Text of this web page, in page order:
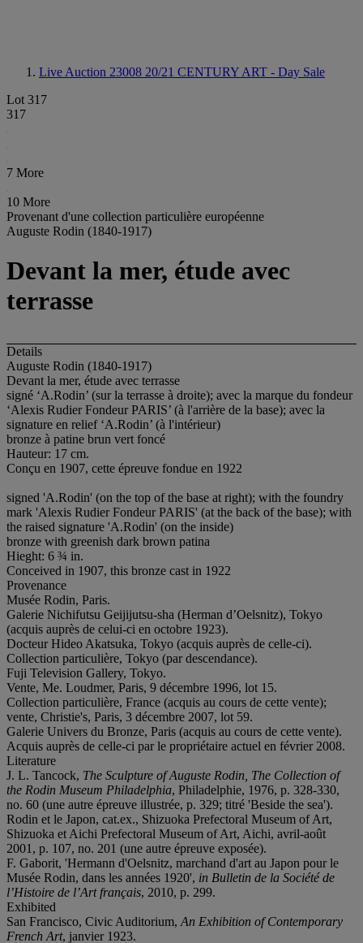
Live Auction 23008 20/21 CENTURY ART - Day Sale
Lot 317
317
7 More
10 More
Provenant d'une collection particulière européenne
Auguste Rodin (1840-1917)
Devant la mer, étude avec
terrasse
Details
Auguste Rodin (1840-1917)
Devant la mer, étude avec terrasse
signé ‘A.Rodin’ (sur la terrasse à droite); avec la marque du fondeur
‘Alexis Rudier Fondeur PARIS’ (à l'arrière de la base); avec la
signature en relief ‘A.Rodin’ (à l'intérieur)
bronze à patine brun vert foncé
Hauteur: 17 cm.
Conçu en 1907, cette épreuve fondue en 1922
signed 'A.Rodin' (on the top of the base at right); with the foundry
mark 'Alexis Rudier Fondeur PARIS' (at the back of the base); with
the raised signature 'A.Rodin' (on the inside)
bronze with greenish dark brown patina
Hieght: 6 ¾ in.
Conceived in 1907, this bronze cast in 1922
Provenance
Musée Rodin, Paris.
Galerie Nichifutsu Geijijutsu-sha (Herman d’Oelsnitz), Tokyo
(acquis auprès de celui-ci en octobre 1923).
Docteur Hideo Akatsuka, Tokyo (acquis auprès de celle-ci).
Collection particulière, Tokyo (par descendance).
Fuji Television Gallery, Tokyo.
Vente, Me. Loudmer, Paris, 9 décembre 1996, lot 15.
Collection particulière, France (acquis au cours de cette vente);
vente, Christie's, Paris, 3 décembre 2007, lot 59.
Galerie Univers du Bronze, Paris (acquis au cours de cette vente).
Acquis auprès de celle-ci par le propriétaire actuel en février 2008.
Literature
J. L. Tancock, The Sculpture of Auguste Rodin, The Collection of
the Rodin Museum Philadelphia, Philadelphie, 1976, p. 328-330,
no. 60 (une autre épreuve illustrée, p. 329; titré 'Beside the sea').
Rodin et le Japon, cat.ex., Shizuoka Prefectoral Museum of Art,
Shizuoka et Aichi Prefectoral Museum of Art, Aichi, avril-août
2001, p. 107, no. 201 (une autre épreuve exposée).
F. Gaborit, 'Hermann d'Oelsnitz, marchand d'art au Japon pour le
Musée Rodin, dans les années 1920', in Bulletin de la Société de
l’Histoire de l’Art français, 2010, p. 299.
Exhibited
San Francisco, Civic Auditorium, An Exhibition of Contemporary
French Art, janvier 1923.